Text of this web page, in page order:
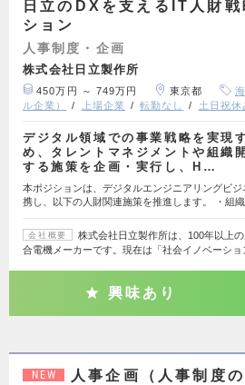
日立のDXを支えるIT人財
ション
人事制度・企画
株式会社日立製作所
450万円 ～ 749万円 東京都
ル企業）
上場企業 転勤なし 土日祝休
デジタル領域での事業戦略を実現
め、タレントマネジメントや組織
する施策を企画・実行し、H…
本ポジションは、デジタルエンジニアリングビ
携し、以下の人財関連施策を推進します。 ・組
会社概要
株式会社日立製作所は、100年以上
合電機メーカーです。現在は「社会イノベーショ
興味あり
NEW
人事企画（人事制度